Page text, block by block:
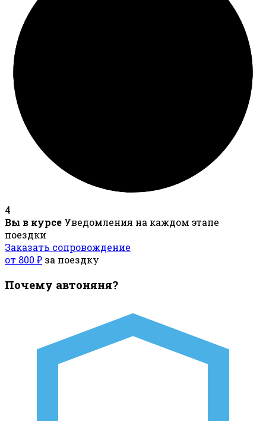
4
Вы в курсе Уведомления на каждом этапе
поездки
Заказать сопровождение
от 800 ₽ за поездку
Почему автоняня?